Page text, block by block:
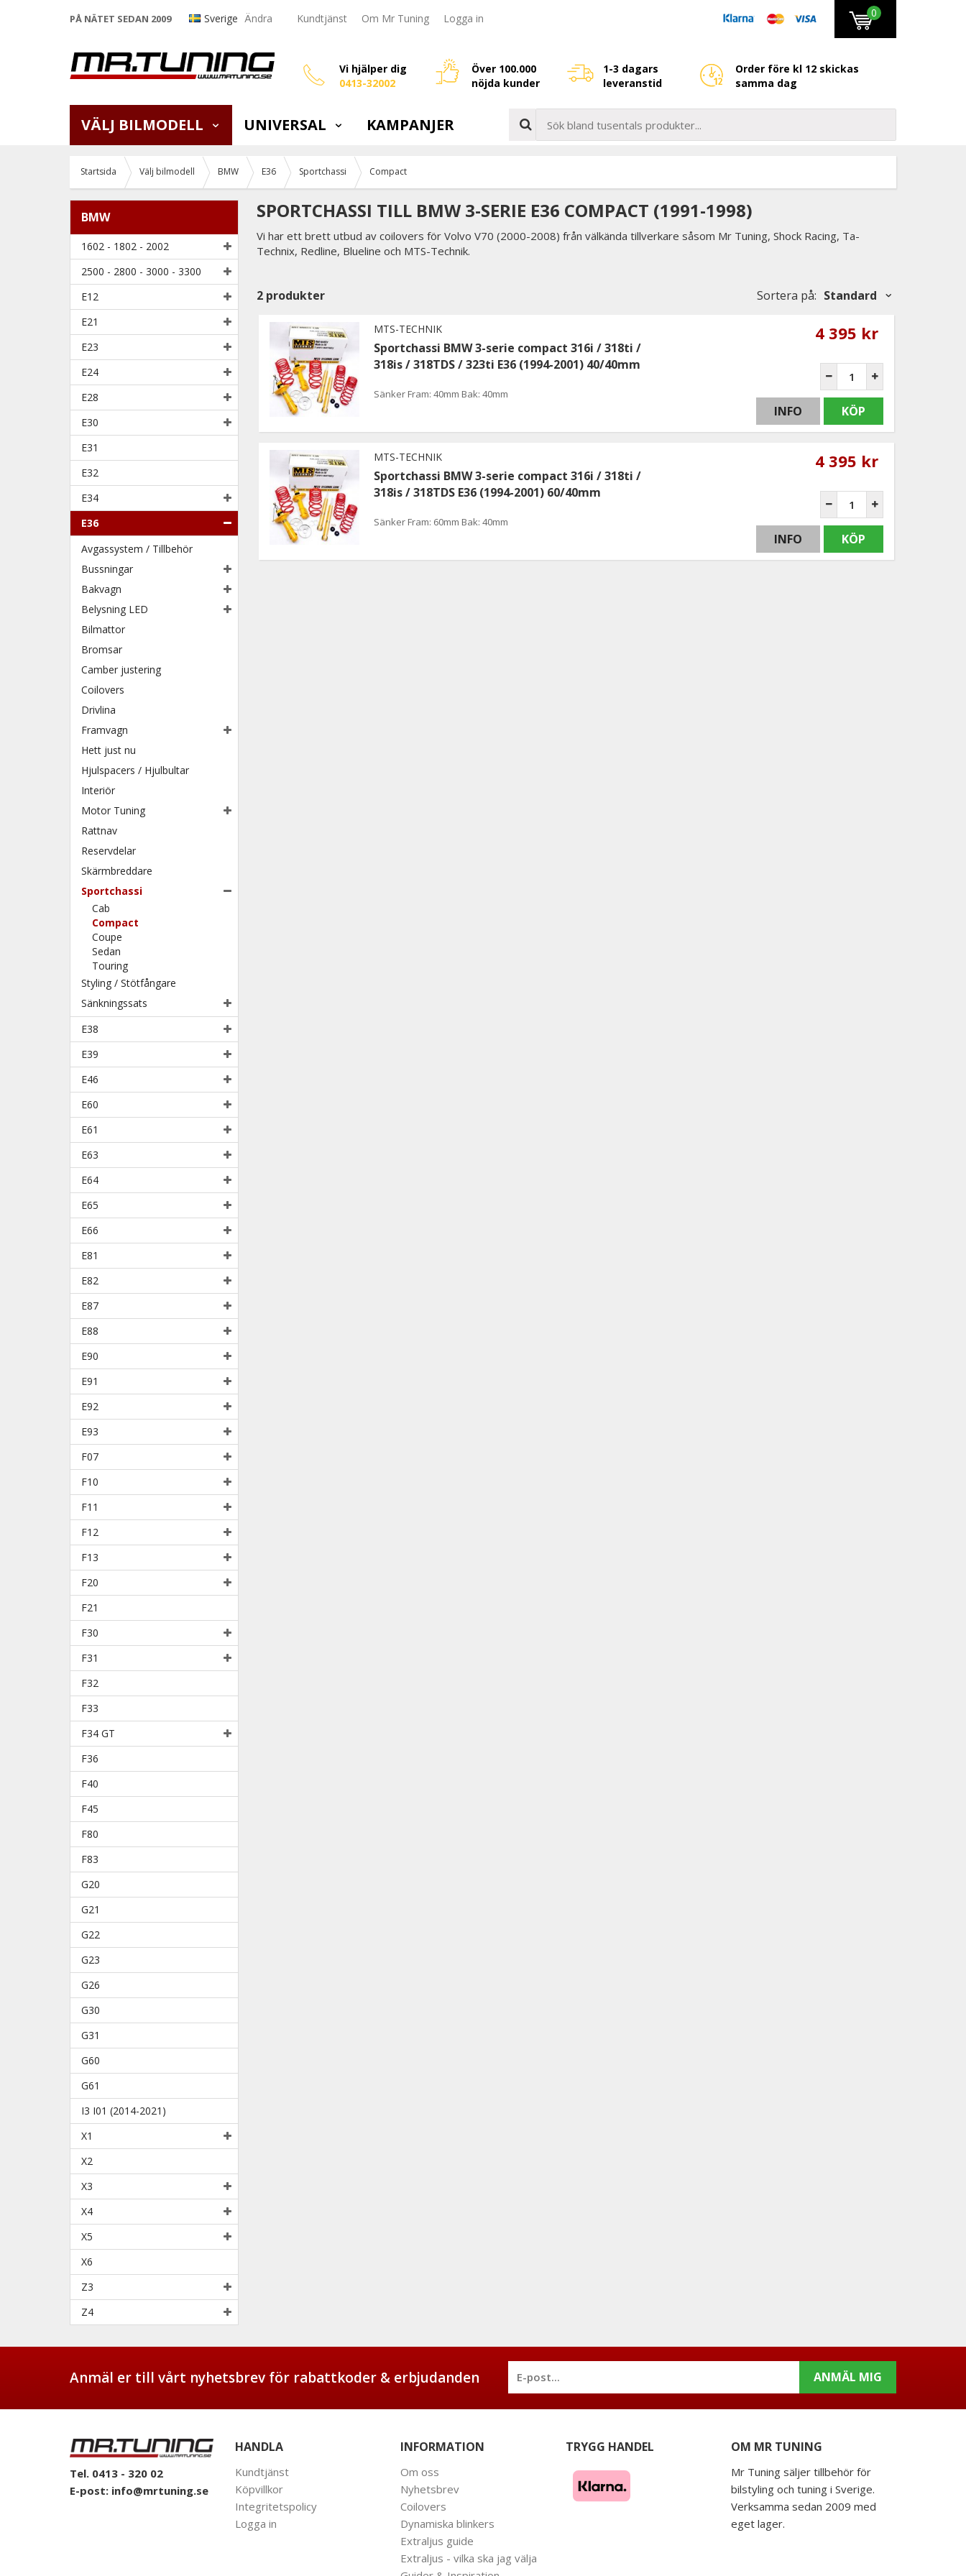
PÅ NÄTET SEDAN 2009 Sverige Ändra Kundtjänst Om Mr Tuning Logga in 0
Vi hjälper dig
0413-32002
Över 100.000
nöjda kunder
1-3 dagars
leveranstid
Order före kl 12 skickas
samma dag
VÄLJ BILMODELL UNIVERSAL KAMPANJER
Startsida Välj bilmodell BMW E36 Sportchassi Compact
BMW
1602 - 1802 - 2002
2500 - 2800 - 3000 - 3300
E12
E21
E23
E24
E28
E30
E31
E32
E34
E36
Avgassystem / Tillbehör
Bussningar
Bakvagn
Belysning LED
Bilmattor
Bromsar
Camber justering
Coilovers
Drivlina
Framvagn
Hett just nu
Hjulspacers / Hjulbultar
Interiör
Motor Tuning
Rattnav
Reservdelar
Skärmbreddare
Sportchassi
Cab
Compact
Coupe
Sedan
Touring
Styling / Stötfångare
Sänkningssats
E38
E39
E46
E60
E61
E63
E64
E65
E66
E81
E82
E87
E88
E90
E91
E92
E93
F07
F10
F11
F12
F13
F20
F21
F30
F31
F32
F33
F34 GT
F36
F40
F45
F80
F83
G20
G21
G22
G23
G26
G30
G31
G60
G61
I3 I01 (2014-2021)
X1
X2
X3
X4
X5
X6
Z3
Z4
SPORTCHASSI TILL BMW 3-SERIE E36 COMPACT (1991-1998)
Vi har ett brett utbud av coilovers för Volvo V70 (2000-2008) från välkända tillverkare såsom Mr Tuning, Shock Racing, Ta-
Technix, Redline, Blueline och MTS-Technik.
2 produkter Sortera på: Standard
MTS-TECHNIK
Sportchassi BMW 3-serie compact 316i / 318ti /
318is / 318TDS / 323ti E36 (1994-2001) 40/40mm
Sänker Fram: 40mm Bak: 40mm
4 395 kr
INFO KÖP
MTS-TECHNIK
Sportchassi BMW 3-serie compact 316i / 318ti /
318is / 318TDS E36 (1994-2001) 60/40mm
Sänker Fram: 60mm Bak: 40mm
4 395 kr
INFO KÖP
Anmäl er till vårt nyhetsbrev för rabattkoder & erbjudanden ANMÄL MIG
Tel. 0413 - 320 02
E-post: info@mrtuning.se
HANDLA
Kundtjänst
Köpvillkor
Integritetspolicy
Logga in
INFORMATION
Om oss
Nyhetsbrev
Coilovers
Dynamiska blinkers
Extraljus guide
Extraljus - vilka ska jag välja
TRYGG HANDEL OM MR TUNING
Mr Tuning säljer tillbehör för
bilstyling och tuning i Sverige.
Verksamma sedan 2009 med
eget lager.